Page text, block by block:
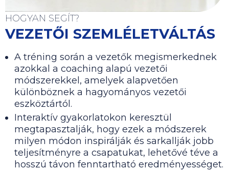
HOGYAN SEGÍT?
VEZETŐI SZEMLÉLETVÁLTÁS
A tréning során a vezetők megismerkednek
azokkal a coaching alapú vezetői
módszerekkel, amelyek alapvetően
különböznek a hagyományos vezetői
eszköztártól.
Interaktív gyakorlatokon keresztül
megtapasztalják, hogy ezek a módszerek
milyen módon inspirálják és sarkallják jobb
teljesítményre a csapatukat, lehetővé téve a
hosszú távon fenntartható eredményességet.